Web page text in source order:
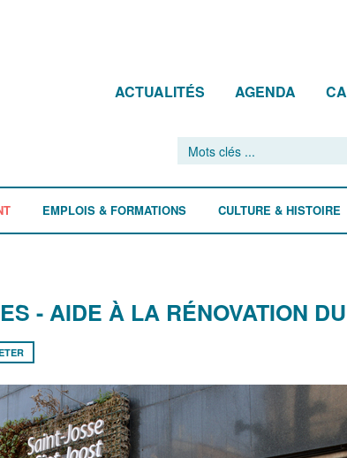
ACTUALITÉS AGENDA
EMPLOIS & FORMATIONS CULTURE & HISTOIRE
- AIDE À LA RÉNOVATION